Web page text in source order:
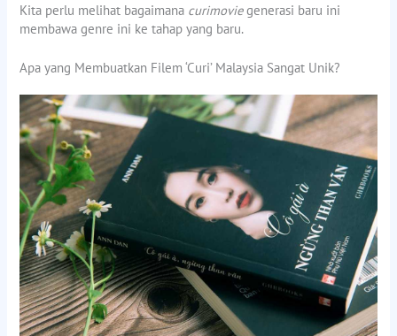
Kita perlu melihat bagaimana curimoviegenerasi baru ini
membawa genre ini ke tahap yang baru.
Apa yang Membuatkan Filem ‘Curi’ Malaysia Sangat Unik?